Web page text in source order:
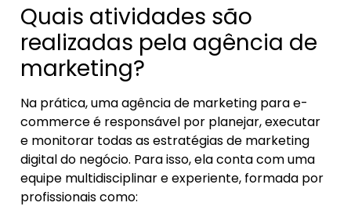
Quais atividades são
realizadas pela agência de
marketing?
Na prática, uma agência de marketing para e-
commerce é responsável por planejar, executar
e monitorar todas as estratégias de marketing
digital do negócio. Para isso, ela conta com uma
equipe multidisciplinar e experiente, formada por
profissionais como: